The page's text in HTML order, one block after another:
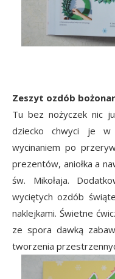
Zeszyt ozdób
Tu bez nożyczek nic
dziecko chwyci je w
wycinaniem po
prezentów, aniołka a
św. Mikołaja.
wyciętych ozdób
naklejkami. Świetne
ze spora dawką
tworzenia